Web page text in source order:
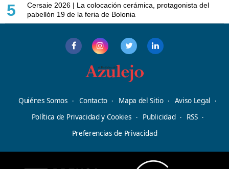
5
Cersaie 2026 | La colocación cerámica, protagonista del
pabellón 19 de la feria de Bolonia
Quiénes Somos Contacto Mapa del Sitio
Aviso Legal
Política de Privacidad y Cookies
Publicidad
RSS
Preferencias de Privacidad